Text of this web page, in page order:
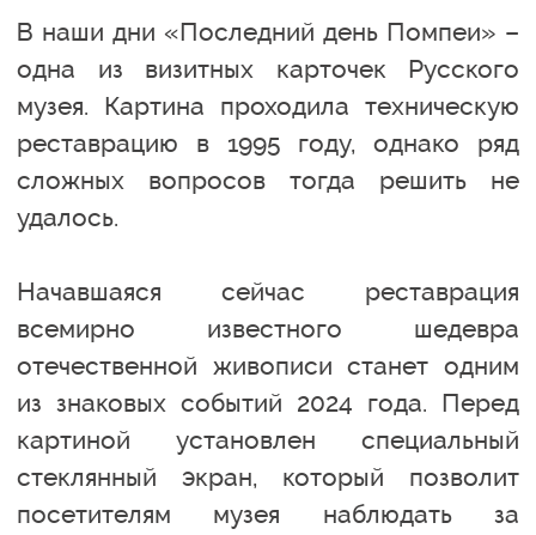
В наши дни «Последний день Помпеи» –
одна из визитных карточек Русского
музея. Картина проходила техническую
реставрацию в 1995 году, однако ряд
сложных вопросов тогда решить не
удалось.
Начавшаяся сейчас реставрация
всемирно известного шедевра
отечественной живописи станет одним
из знаковых событий 2024 года. Перед
картиной установлен специальный
стеклянный экран, который позволит
посетителям музея наблюдать за